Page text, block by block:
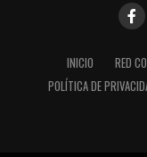
INICIO RED
POLÍTICA DE